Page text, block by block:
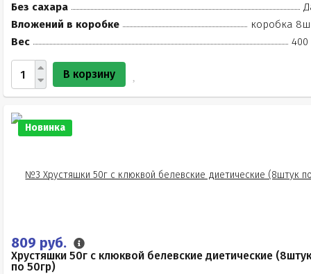
Без сахара
Вложений в коробке
коробка
Вес
400
В корзину
Новинка
809 руб.
Хрустяшки 50г с клюквой белевские диетические (8штук
по 50гр)